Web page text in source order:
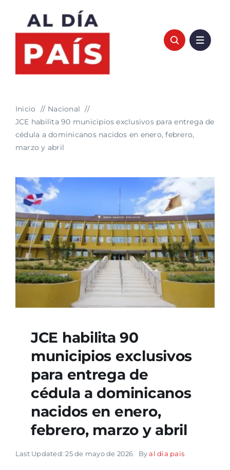
contenido
Inicio
Nacional
JCE habilita 90 municipios exclusivos para entrega de
cédula a dominicanos nacidos en enero, febrero,
marzo y abril
JCE habilita 90
municipios exclusivos
para entrega de
cédula a dominicanos
nacidos en enero,
febrero, marzo y abril
Last Updated: 25 de mayo de 2026 Byal dia pais